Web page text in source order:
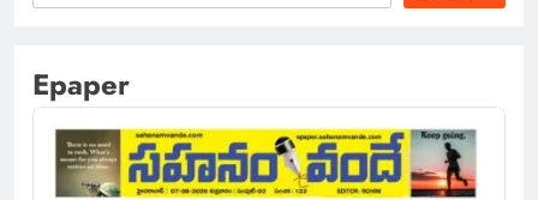
Epaper